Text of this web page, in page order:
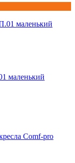
маленький